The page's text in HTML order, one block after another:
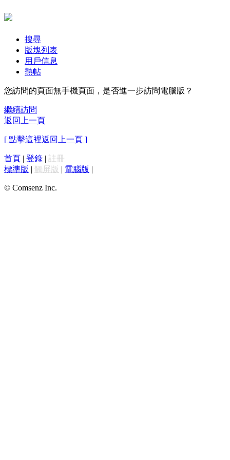
搜尋
版塊列表
用戶信息
熱帖
您訪問的頁面無手機頁面，是否進一步訪問電腦版？
繼續訪問
返回上一頁
[ 點擊這裡返回上一頁 ]
首頁 | 登錄 | 註冊
標準版 | 觸屏版 | 電腦版 |
© Comsenz Inc.